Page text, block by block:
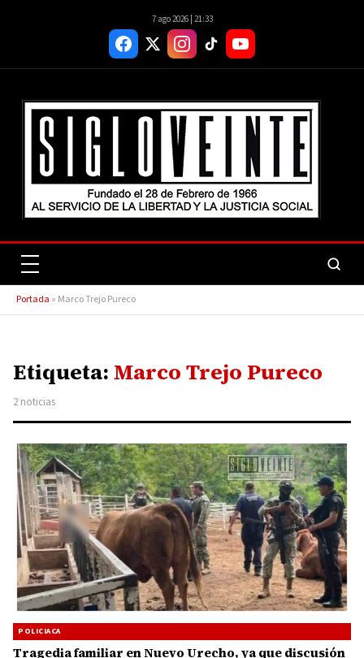
7 ago 2026 | 21:33
Portada » Marco Trejo Pureco
Etiqueta:Marco Trejo Pureco
2 noticias
POLICIACA
Tragedia familiar en Nuevo Urecho, ya que discusión